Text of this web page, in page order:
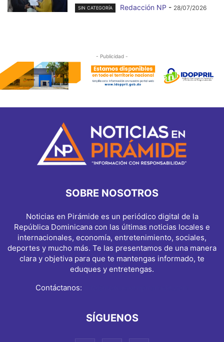
SIN CATEGORÍA Redacción NP - 28/07/2026
- Publicidad -
SOBRE NOSOTROS
Noticias en Pirámide es un periódico digital de la
República Dominicana con las últimas noticias locales e
internacionales, economía, entretenimiento, sociales,
deportes y mucho más. Te las presentamos de una manera
clara y objetiva para que te mantengas informado, te
eduques y entretengas.
Contáctanos:
SÍGUENOS